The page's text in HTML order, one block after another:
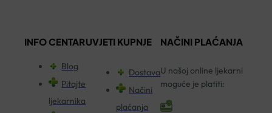
INFO CENTAR
Blog
Pitajte
ljekarnika
UVJETI KUPNJE
Dostava
Načini
plaćanja
NAČINI PLAĆANJA
U našoj online ljekarni
moguće je platiti: